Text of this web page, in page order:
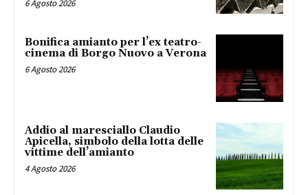
6 Agosto 2026
Bonifica amianto per l’ex teatro-
cinema di Borgo Nuovo a Verona
6 Agosto 2026
Addio al maresciallo Claudio
Apicella, simbolo della lotta delle
vittime dell’amianto
4 Agosto 2026